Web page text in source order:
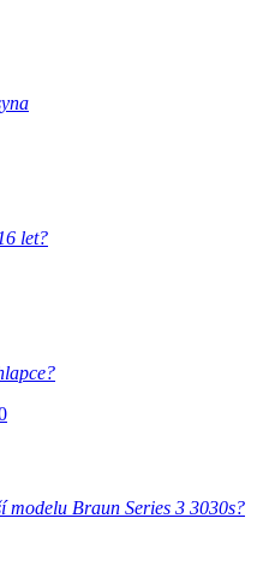
let?
modelu Braun Series 3 3030s?